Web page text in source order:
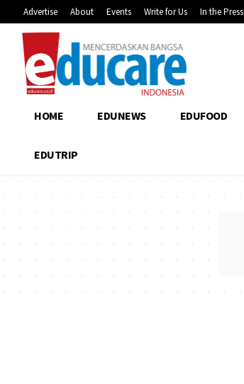
Advertise About Events Write for Us In the Press
HOME EDUNEWS EDUFOOD
EDUTRIP